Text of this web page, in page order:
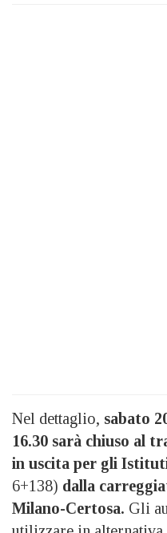
Nel dettaglio, sabato
16.30 sarà chiuso al
in uscita per gli
6+138) dalla
Milano-Certosa. Gli